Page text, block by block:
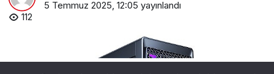
5 Temmuz 2025, 12:05 yayınlandı
112